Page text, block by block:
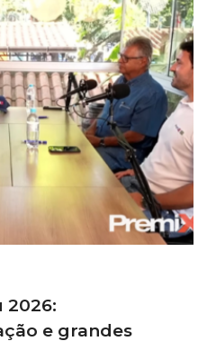
2026:
e grandes